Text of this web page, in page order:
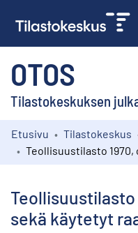
OTOS
Tilastokeskuksen
Kokoelmat
Etusivu Tilastokeskus
sekä käytetyt